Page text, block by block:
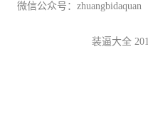
微信公众号：zhuangbidaquan
装逼大全